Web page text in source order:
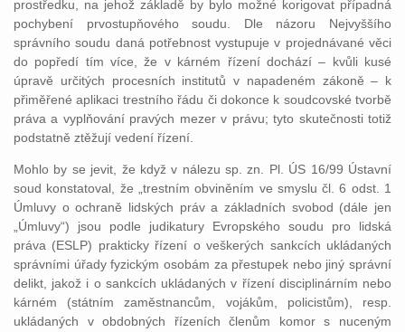
prostředku, na jehož základě by bylo možné korigovat případná
pochybení prvostupňového soudu. Dle názoru Nejvyššího
správního soudu daná potřebnost vystupuje v projednávané věci
do popředí tím více, že v kárném řízení dochází – kvůli kusé
úpravě určitých procesních institutů v napadeném zákoně – k
přiměřené aplikaci trestního řádu či dokonce k soudcovské tvorbě
práva a vyplňování pravých mezer v právu; tyto skutečnosti totiž
podstatně ztěžují vedení řízení.
Mohlo by se jevit, že když v nálezu sp. zn. Pl. ÚS 16/99 Ústavní
soud konstatoval, že „trestním obviněním ve smyslu čl. 6 odst. 1
Úmluvy o ochraně lidských práv a základních svobod (dále jen
„Úmluvy“) jsou podle judikatury Evropského soudu pro lidská
práva (ESLP) prakticky řízení o veškerých sankcích ukládaných
správními úřady fyzickým osobám za přestupek nebo jiný správní
delikt, jakož i o sankcích ukládaných v řízení disciplinárním nebo
kárném (státním zaměstnancům, vojákům, policistům), resp.
ukládaných v obdobných řízeních členům komor s nuceným